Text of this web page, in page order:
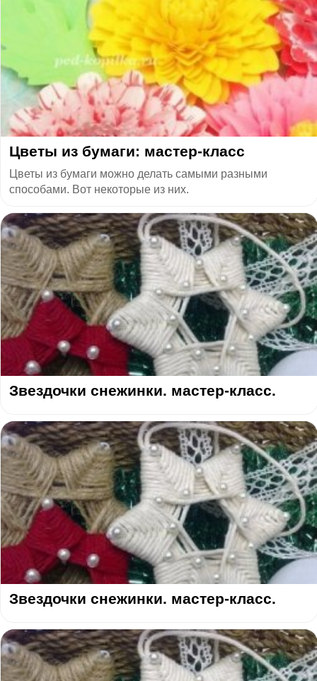
Цветы из бумаги: мастер-класс
Цветы из бумаги можно делать самыми разными
способами. Вот некоторые из них.
Звездочки снежинки. мастер-класс.
Звездочки снежинки. мастер-класс.